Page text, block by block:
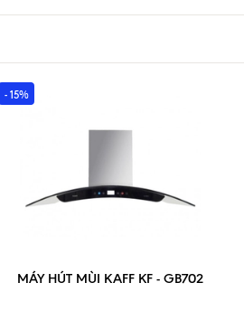
- 15%
MÁY HÚT MÙI KAFF KF - GB702